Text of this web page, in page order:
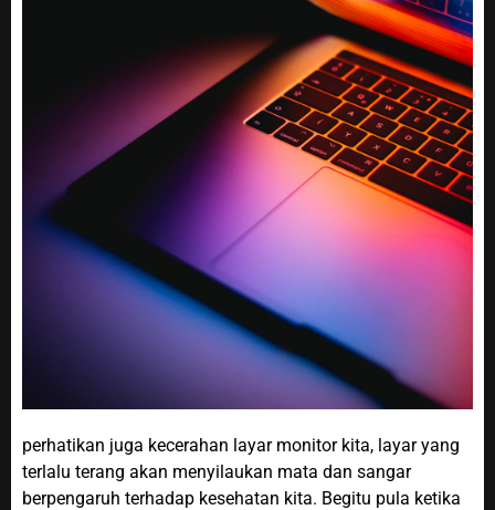
perhatikan juga kecerahan layar monitor kita, layar yang
terlalu terang akan menyilaukan mata dan sangar
berpengaruh terhadap kesehatan kita. Begitu pula ketika